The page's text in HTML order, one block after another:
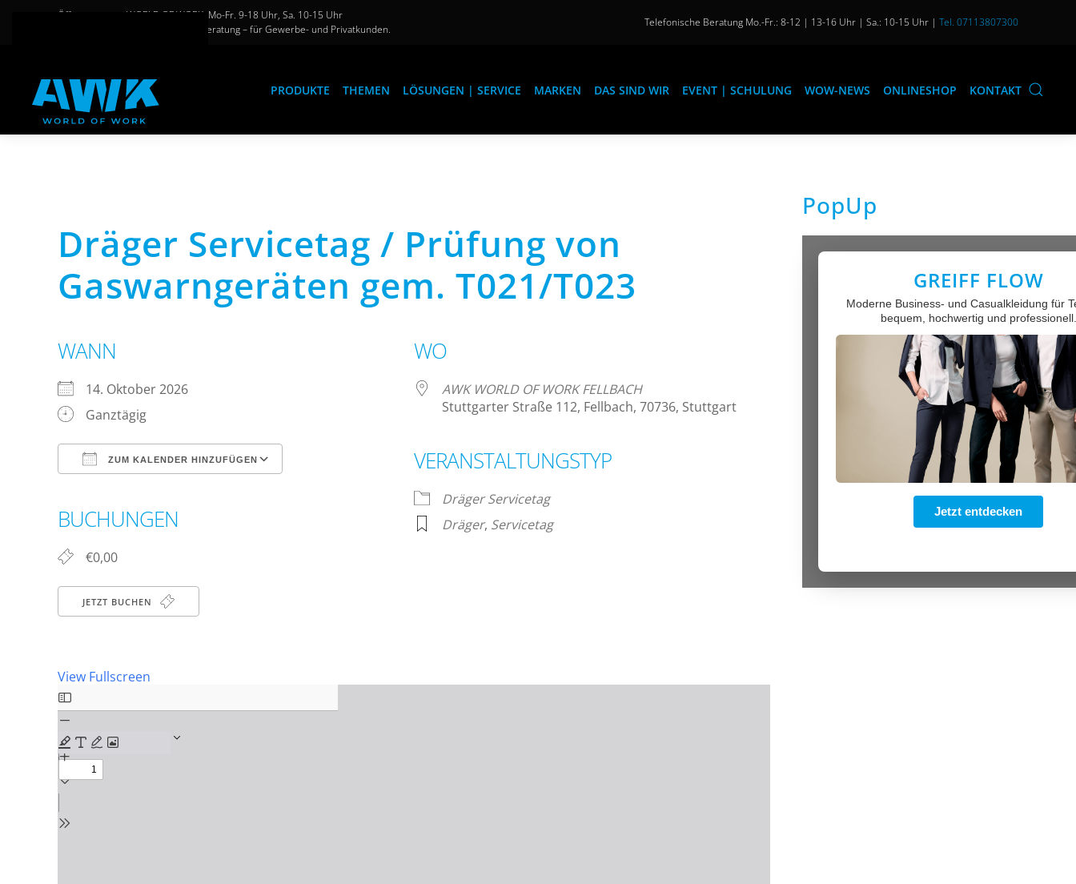
Öffnungszeiten WORLD OF WORK: Mo-Fr. 9-18 Uhr, Sa. 10-15 Uhr
Große Auswahl und persönliche Beratung – für Gewerbe- und Privatkunden.
Telefonische Beratung Mo.-Fr.: 8-12 | 13-16 Uhr | Sa.: 10-15 Uhr | Tel. 07113807300
PRODUKTE THEMEN LÖSUNGEN | SERVICE MARKEN DAS SIND WIR EVENT | SCHULUNG WOW-NEWS ONLINESHOP KONTAKT
Dräger Servicetag / Prüfung von
Gaswarngeräten gem. T021/T023
WANN
14. Oktober 2026
Ganztägig
ZUM KALENDER HINZUFÜGEN
Outlook Live
BUCHUNGEN
€0,00
JETZT BUCHEN
WO
AWK WORLD OF WORK FELLBACH
Stuttgarter Straße 112, Fellbach, 70736, Stuttgart
VERANSTALTUNGSTYP
Dräger Servicetag
Dräger, Servicetag
View Fullscreen
Zum PDF-Inhalt springen
PopUp
GREIFF FLOW
Moderne Business- und Casualkleidung für
bequem, hochwertig und professionell.
Jetzt entdecken